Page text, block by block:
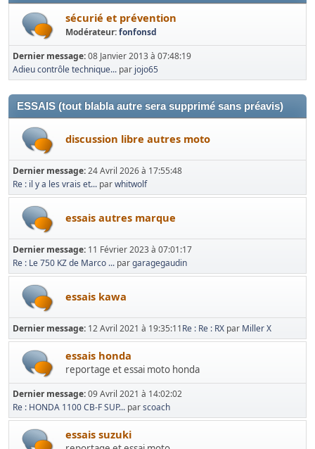
sécurié et prévention
Modérateur:fonfonsd
Dernier message:08 Janvier 2013 à 07:48:19
Adieu contrôle technique... par jojo65
ESSAIS (tout blabla autre sera supprimé sans préavis)
discussion libre autres moto
Dernier message:24 Avril 2026 à 17:55:48
Re : il y a les vrais et... parwhitwolf
essais autres marque
Dernier message: 11 Février 2023 à 07:01:17
Re : Le 750 KZ de Marco ... pargaragegaudin
essais kawa
Dernier message: 12 Avril 2021 à 19:35:11Re : Re : RX par Miller X
essais honda
reportage et essai moto honda
Dernier message:09 Avril 2021 à 14:02:02
Re : HONDA 1100 CB-F SUP... parscoach
essais suzuki